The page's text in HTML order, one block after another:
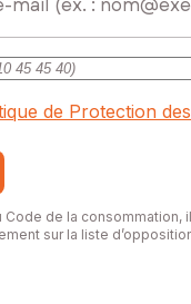
de Protection
Code de la
sur la liste